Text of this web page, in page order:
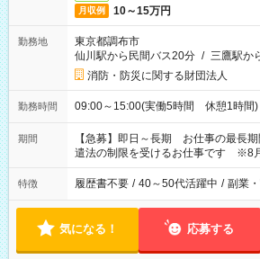
月収例 10～15万円
勤務地
東京都調布市
仙川駅から民間バス20分 / 三鷹駅か
消防・防災に関する財団法人
勤務時間 09:00～15:00(実働5時間 休憩1時
期間
【急募】即日～長期 お仕事の最長
遣法の制限を受けるお仕事です ※8
特徴 履歴書不要 / 40～50代活躍中 / 副業
気になる！ 応募する